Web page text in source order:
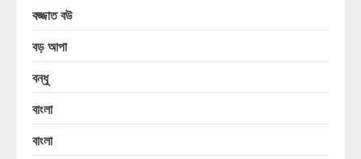
বজ্জাত বউ
বড় আপা
বন্ধু
বাংলা
বাংলা